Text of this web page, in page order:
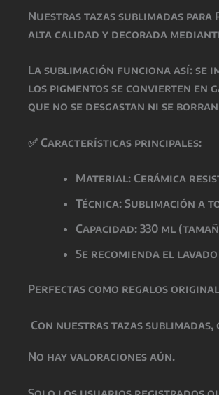
Nuestras tazas sublimadas
alta calidad y decorada
La sublimación funciona así: se
los pigmentos se convierten en
que no se desgastan ni se
✅ Características principales:
Material: Cerámica
Técnica: Sublimación a
Capacidad: 330 ml
Se recomienda el
Perfectas como regalos
Con nuestras tazas
No hay valoraciones aún.